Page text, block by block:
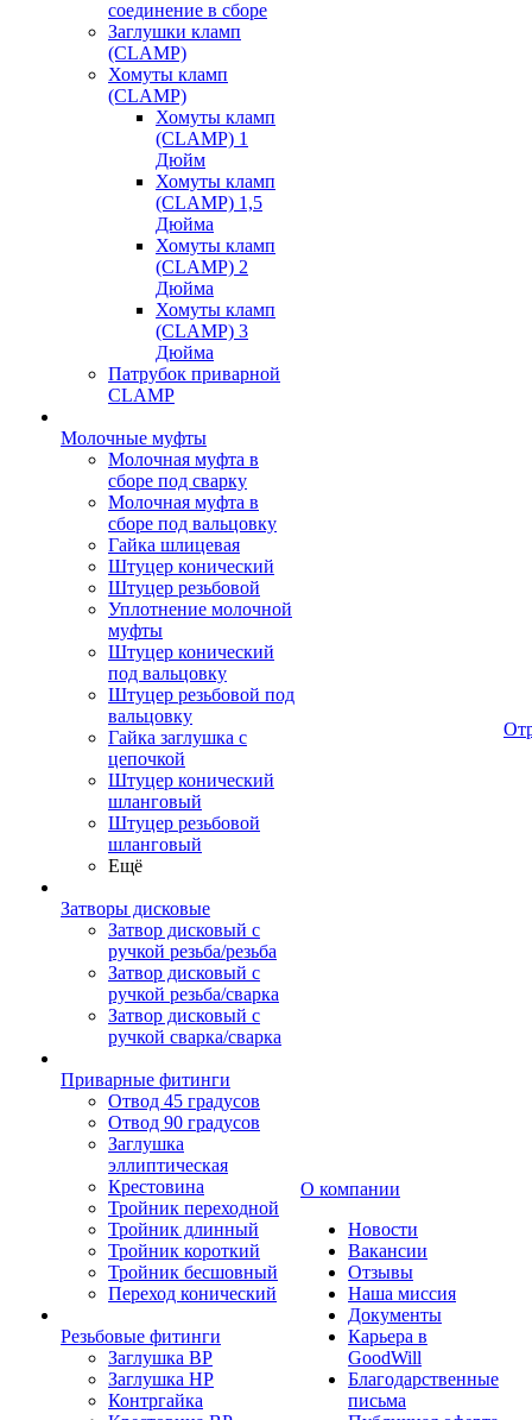
соединение в сборе
Заглушки кламп
(CLAMP)
Хомуты кламп
(CLAMP)
Хомуты кламп
(CLAMP) 1
Дюйм
Хомуты кламп
(CLAMP) 1,5
Дюйма
Хомуты кламп
(CLAMP) 2
Дюйма
Хомуты кламп
(CLAMP) 3
Дюйма
Патрубок приварной
CLAMP
Молочные муфты
Молочная муфта в
сборе под сварку
Молочная муфта в
сборе под вальцовку
Гайка шлицевая
Штуцер конический
Штуцер резьбовой
Уплотнение молочной
муфты
Штуцер конический
под вальцовку
Штуцер резьбовой под
вальцовку
Гайка заглушка с
цепочкой
Штуцер конический
шланговый
Штуцер резьбовой
шланговый
Ещё
Затворы дисковые
Затвор дисковый с
ручкой резьба/резьба
Затвор дисковый с
ручкой резьба/сварка
Затвор дисковый с
ручкой сварка/сварка
Приварные фитинги
Отвод 45 градусов
Отвод 90 градусов
Заглушка
эллиптическая
Крестовина
Тройник переходной
Тройник длинный
Тройник короткий
Тройник бесшовный
Переход конический
Резьбовые фитинги
Заглушка ВР
Заглушка НР
Контргайка
О компании
Новости
Вакансии
Отзывы
Наша миссия
Документы
Карьера в
GoodWill
Благодарственные
письма